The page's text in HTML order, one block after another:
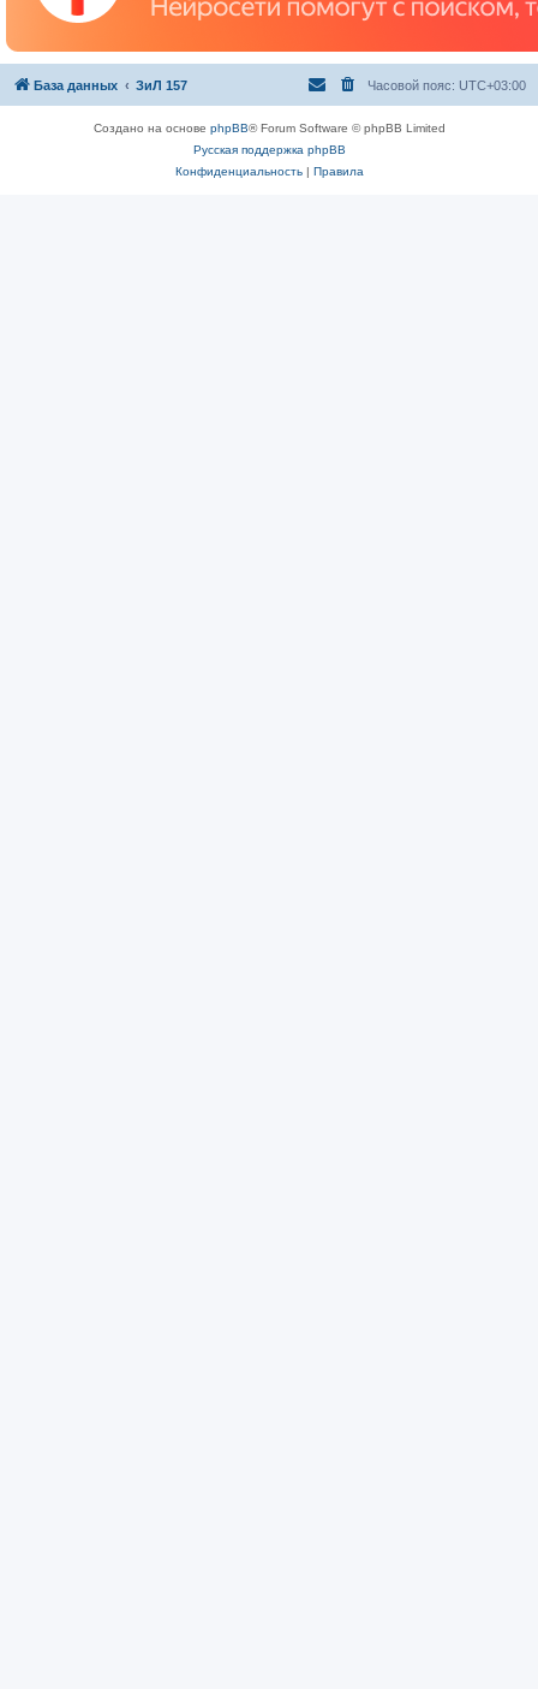
База данных ЗиЛ 157 Часовой пояс: UTC+03:00
Создано на основе phpBB® Forum Software © phpBB Limited
Русская поддержка phpBB
Конфиденциальность| Правила